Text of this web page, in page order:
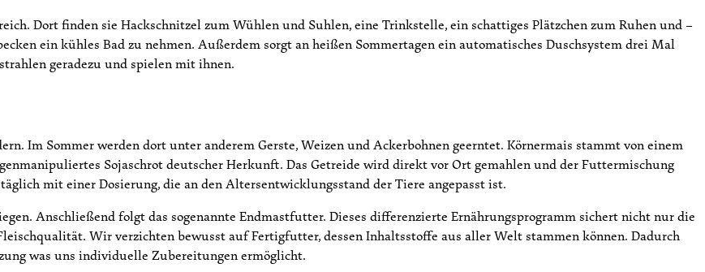
Dort finden sie Hackschnitzel zum Wühlen und Suhlen, eine Trinkstelle, ein schattiges Plätzchen zum Ruhen und –
ein kühles Bad zu nehmen. Außerdem sorgt an heißen Sommertagen ein automatisches Duschsystem drei Mal
geradezu und spielen mit ihnen.
Im Sommer werden dort unter anderem Gerste, Weizen und Ackerbohnen geerntet. Körnermais stammt von einem
Sojaschrot deutscher Herkunft. Das Getreide wird direkt vor Ort gemahlen und der Futtermischung
mit einer Dosierung, die an den Altersentwicklungsstand der Tiere angepasst ist.
Anschließend folgt das sogenannte Endmastfutter. Dieses differenzierte Ernährungsprogramm sichert nicht nur die
Wir verzichten bewusst auf Fertigfutter, dessen Inhaltsstoffe aus aller Welt stammen können. Dadurch
was uns individuelle Zubereitungen ermöglicht.